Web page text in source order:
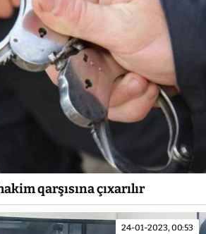
qarşısına çıxarılır
24-01-2023, 00:53